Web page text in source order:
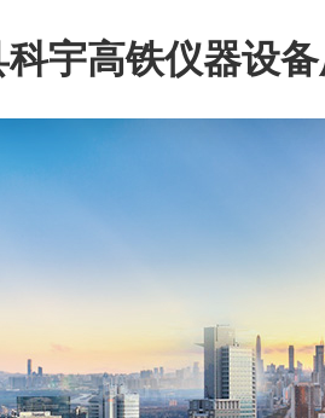
科宇高铁仪器设